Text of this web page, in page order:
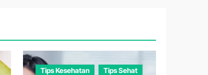
Tips Kesehatan Tips Sehat